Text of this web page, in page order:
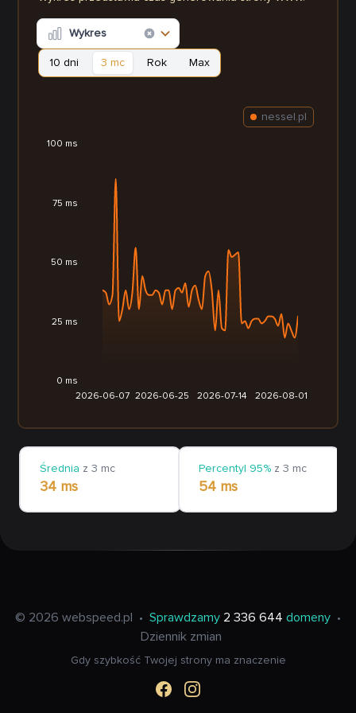
Wykres
10 dni 3 mc Rok Max
2026-06-07 2026-06-25 2026-07-14 2026-08-01
0 ms
25 ms
50 ms
75 ms
100 ms
nessel.pl
Średnia z 3 mc
34 ms
Percentyl 95% z 3 mc
54 ms
© 2026 webspeed.pl • Sprawdzamy 2 336 644 domeny •
Dziennik zmian
Gdy szybkość Twojej strony ma znaczenie